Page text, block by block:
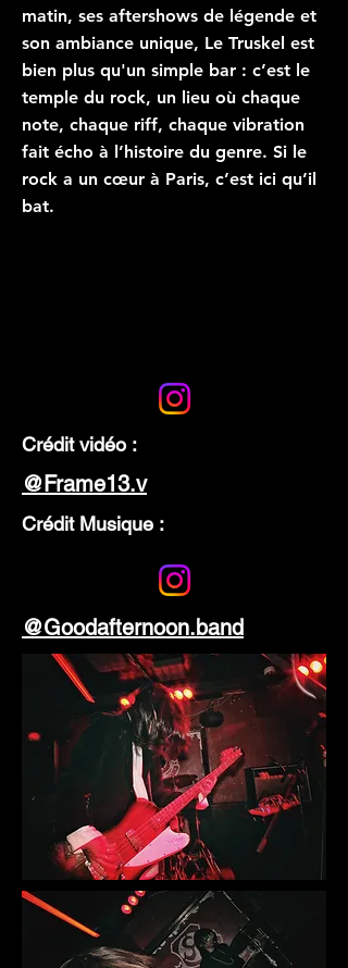
matin, ses aftershows de légende et
son ambiance unique, Le Truskel est
bien plus qu'un simple bar : c’est le
temple du rock, un lieu où chaque
note, chaque riff, chaque vibration
fait écho à l’histoire du genre. Si le
rock a un cœur à Paris, c’est ici qu’il
bat.
Crédit vidéo :
@Frame13.v
Crédit Musique :
@Goodafternoon.band